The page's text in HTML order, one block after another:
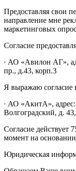
Предоставляя свои
направление мне
маркетинговых
Согласие
∙ АО «Авилон АГ»,
пр., д.43, корп.3
Я выражаю согласие
∙ АО «АкитА»,
Волгоградский, д.
Согласие действует
момент на
Юридическая